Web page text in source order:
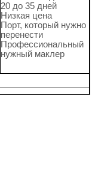
20 до 35 дней
Низкая цена
Порт, который нужно
перенести
Профессиональный
нужный маклер